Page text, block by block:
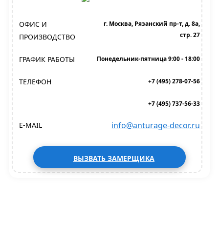
ОФИС И
ПРОИЗВОДСТВО
г. Москва, Рязанский пр-т, д. 8а,
стр. 27
ГРАФИК РАБОТЫ Понедельник-пятница 9:00 - 18:00
ТЕЛЕФОН +7 (495) 278-07-56
+7 (495) 737-56-33
E-MAIL info@anturage-decor.ru
ВЫЗВАТЬ ЗАМЕРЩИКА